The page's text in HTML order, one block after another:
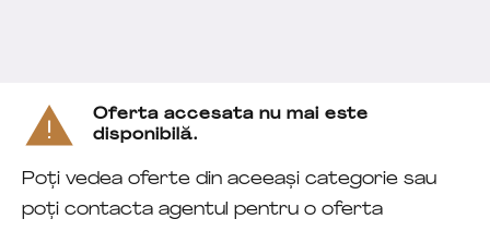
Oferta accesata nu mai este
disponibilă.
Poți vedea oferte din aceeași categorie sau
poți contacta agentul pentru o oferta